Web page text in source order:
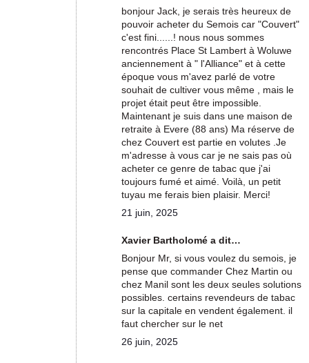
bonjour Jack, je serais très heureux de
pouvoir acheter du Semois car "Couvert"
c'est fini......! nous nous sommes
rencontrés Place St Lambert à Woluwe
anciennement à " l'Alliance" et à cette
époque vous m'avez parlé de votre
souhait de cultiver vous même , mais le
projet était peut être impossible.
Maintenant je suis dans une maison de
retraite à Evere (88 ans) Ma réserve de
chez Couvert est partie en volutes .Je
m'adresse à vous car je ne sais pas où
acheter ce genre de tabac que j'ai
toujours fumé et aimé. Voilà, un petit
tuyau me ferais bien plaisir. Merci!
21 juin, 2025
Xavier Bartholomé a dit…
Bonjour Mr, si vous voulez du semois, je
pense que commander Chez Martin ou
chez Manil sont les deux seules solutions
possibles. certains revendeurs de tabac
sur la capitale en vendent également. il
faut chercher sur le net
26 juin, 2025